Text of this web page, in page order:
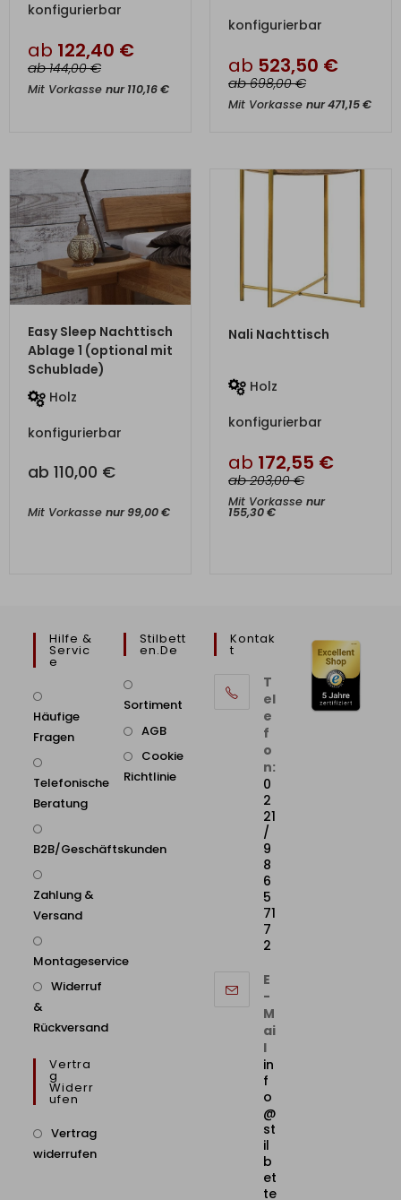
konfigurierbar
ab 122,40 €
ab 144,00€
Mit Vorkasse nur110,16€
konfigurierbar
ab 523,50 €
ab 698,00€
Mit Vorkasse nur471,15€
ZUM PRODUKT
Easy Sleep Nachttisch
Ablage 1 (optional mit
Schublade)
Holz
konfigurierbar
ab 110,00 €
Mit Vorkasse nur99,00€
ZUM PRODUKT
Nali Nachttisch
Holz
konfigurierbar
ab 172,55 €
ab 203,00€
Mit Vorkasse nur
155,30€
Hilfe &
Servic
E
Häufige
Fragen
Telefonische
Beratung
B2B/Geschäftskunden
Zahlung &
Versand
Montageservice
Widerruf
&
Rückversand
Vertra
G
Widerr
Ufen
Vertrag
widerrufen
Stilbett
En.de
Sortiment
AGB
Cookie
Richtlinie
Kontak
T
T
el
e
f
o
n:
0
2
21
/
9
8
6
5
71
7
2
E
-
M
ai
l
in
f
o
@
st
il
b
et
te